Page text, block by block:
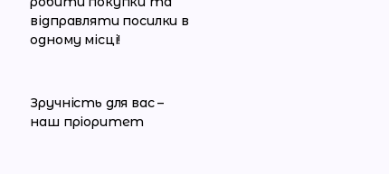
відправляти посилки в
одному місці!
Зручність для вас –
наш пріоритет